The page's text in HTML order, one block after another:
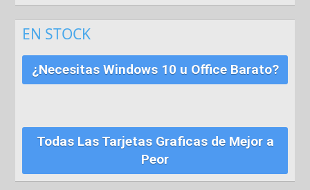
EN STOCK
¿Necesitas Windows 10 u Office Barato?
Todas Las Tarjetas Graficas de Mejor a
Peor